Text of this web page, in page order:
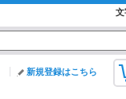
文
新規登録はこちら